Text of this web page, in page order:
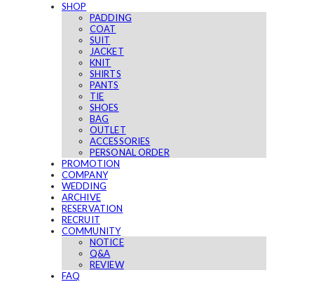
SHOP
PADDING
COAT
SUIT
JACKET
KNIT
SHIRTS
PANTS
TIE
SHOES
BAG
OUTLET
ACCESSORIES
PERSONAL ORDER
PROMOTION
COMPANY
WEDDING
ARCHIVE
RESERVATION
RECRUIT
COMMUNITY
NOTICE
Q&A
REVIEW
FAQ